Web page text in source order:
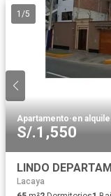
1 /5
Apartamento·en
S/.1,550
Lacaya